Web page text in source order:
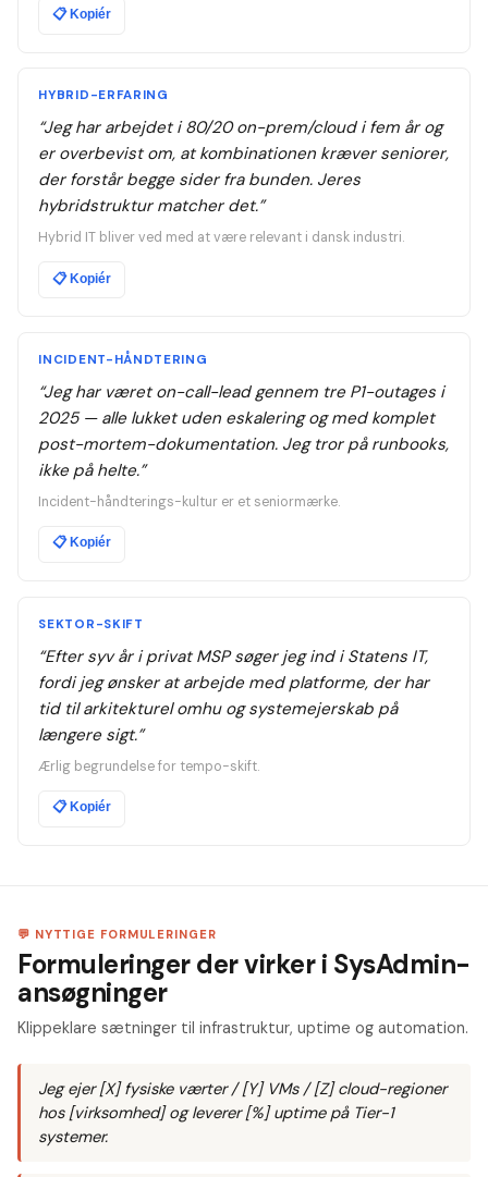
📋Kopiér
HYBRID-ERFARING
“Jeg har arbejdet i 80/20 on-prem/cloud i fem år og
er overbevist om, at kombinationen kræver seniorer,
der forstår begge sider fra bunden. Jeres
hybridstruktur matcher det.”
Hybrid IT bliver ved med at være relevant i dansk industri.
📋Kopiér
INCIDENT-HÅNDTERING
“Jeg har været on-call-lead gennem tre P1-outages i
2025 — alle lukket uden eskalering og med komplet
post-mortem-dokumentation. Jeg tror på runbooks,
ikke på helte.”
Incident-håndterings-kultur er et seniormærke.
📋Kopiér
SEKTOR-SKIFT
“Efter syv år i privat MSP søger jeg ind i Statens IT,
fordi jeg ønsker at arbejde med platforme, der har
tid til arkitekturel omhu og systemejerskab på
længere sigt.”
Ærlig begrundelse for tempo-skift.
📋Kopiér
💬 NYTTIGE FORMULERINGER
Formuleringer der virker i SysAdmin-
ansøgninger
Klippeklare sætninger til infrastruktur, uptime og automation.
Jeg ejer [X] fysiske værter / [Y] VMs / [Z] cloud-regioner
hos [virksomhed] og leverer [%] uptime på Tier-1
systemer.